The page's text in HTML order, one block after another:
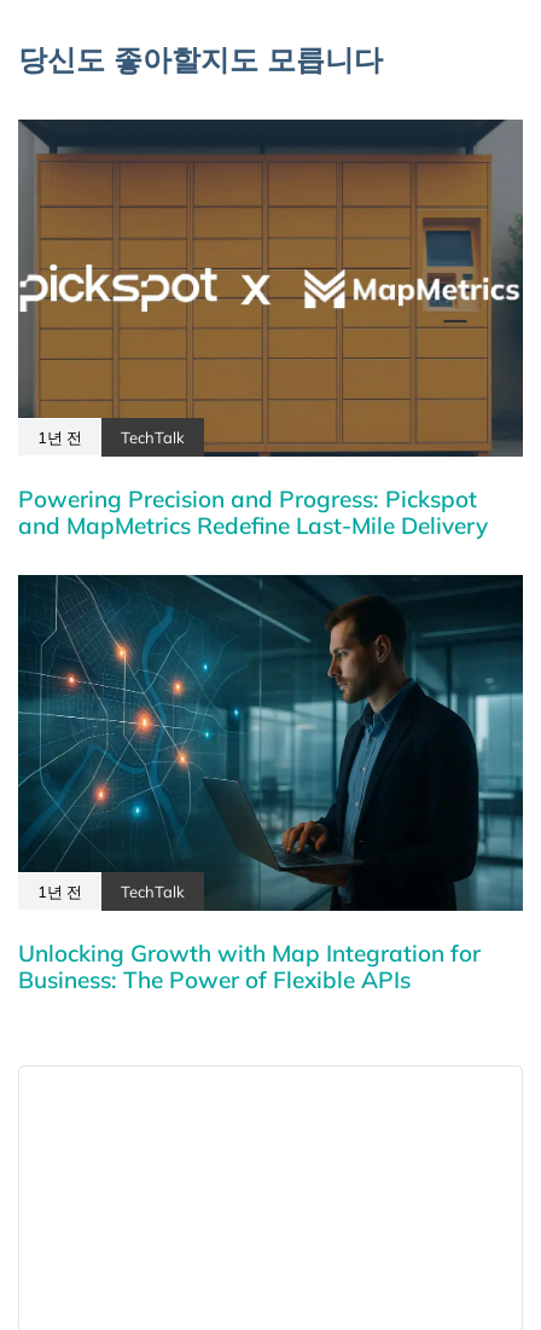
당신도 좋아할지도 모릅니다
1년 전 TechTalk
Powering Precision and Progress: Pickspot
and MapMetrics Redefine Last-Mile Delivery
1년 전 TechTalk
Unlocking Growth with Map Integration for
Business: The Power of Flexible APIs